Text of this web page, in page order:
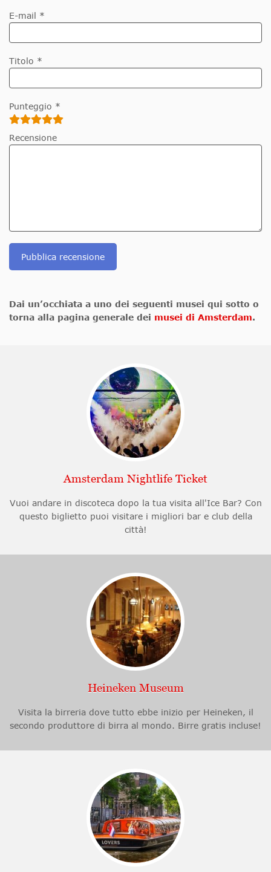
E-mail *
Titolo *
Punteggio *
Recensione
Pubblica recensione
Dai un’occhiata a uno dei seguenti musei qui sotto o
torna alla pagina generale dei musei di Amsterdam.
Amsterdam Nightlife Ticket
Vuoi andare in discoteca dopo la tua visita all'Ice Bar? Con
questo biglietto puoi visitare i migliori bar e club della
città!
Heineken Museum
Visita la birreria dove tutto ebbe inizio per Heineken, il
secondo produttore di birra al mondo. Birre gratis incluse!